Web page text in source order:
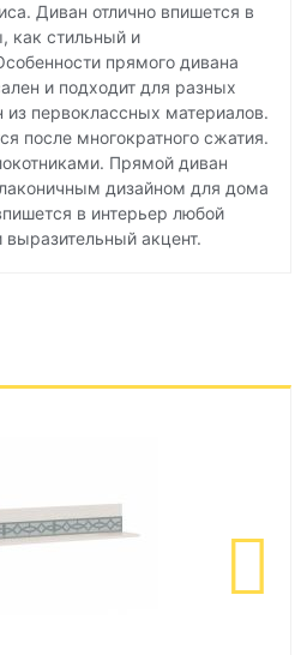
Диван отлично впишется в
как стильный и
прямого дивана
и подходит для разных
первоклассных материалов.
после многократного сжатия.
Прямой диван
дизайном для дома
в интерьер любой
акцент.